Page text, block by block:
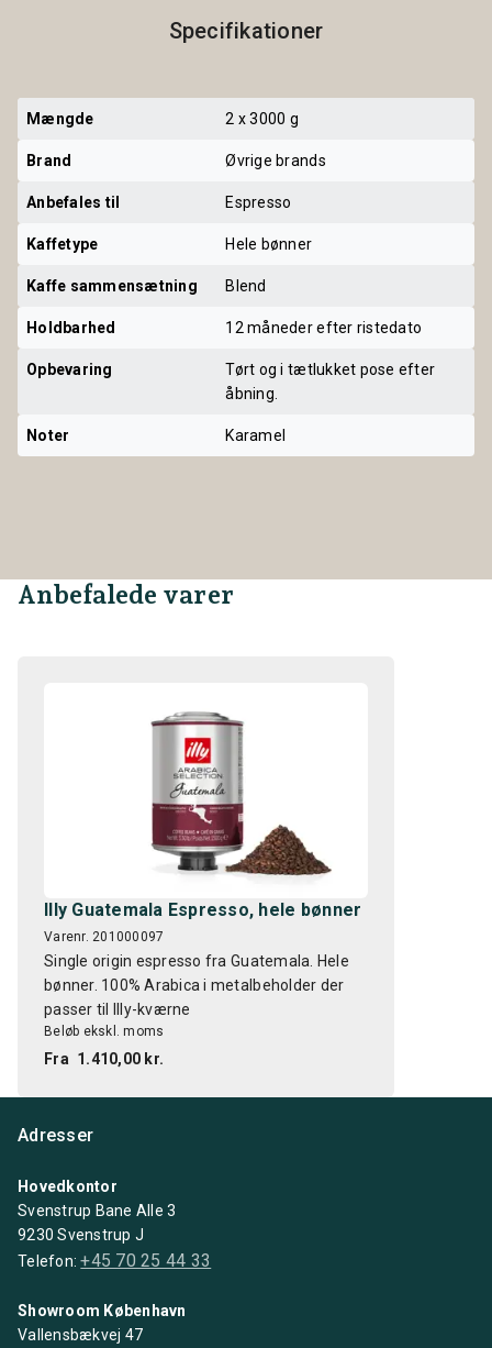
Specifikationer
Mængde 2 x 3000 g
Brand Øvrige brands
Anbefales til Espresso
Kaffetype Hele bønner
Kaffe sammensætning Blend
Holdbarhed 12 måneder efter ristedato
Opbevaring
Tørt og i tætlukket pose efter
åbning.
Noter Karamel
Anbefalede varer
Illy Guatemala Espresso, hele bønner
Varenr. 201000097
Single origin espresso fra Guatemala. Hele
bønner. 100% Arabica i metalbeholder der
passer til Illy-kværne
Beløb ekskl. moms
Fra 1.410,00 kr.
Adresser
Hovedkontor
Svenstrup Bane Alle 3
9230 Svenstrup J
Telefon:+45 70 25 44 33
Showroom København
Vallensbækvej 47